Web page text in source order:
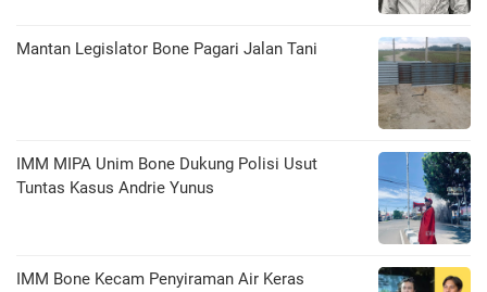
Mantan Legislator Bone Pagari Jalan Tani
IMM MIPA Unim Bone Dukung Polisi Usut
Tuntas Kasus Andrie Yunus
IMM Bone Kecam Penyiraman Air Keras